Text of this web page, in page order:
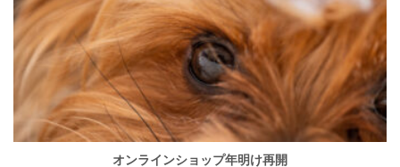
オンラインショップ年明け再開